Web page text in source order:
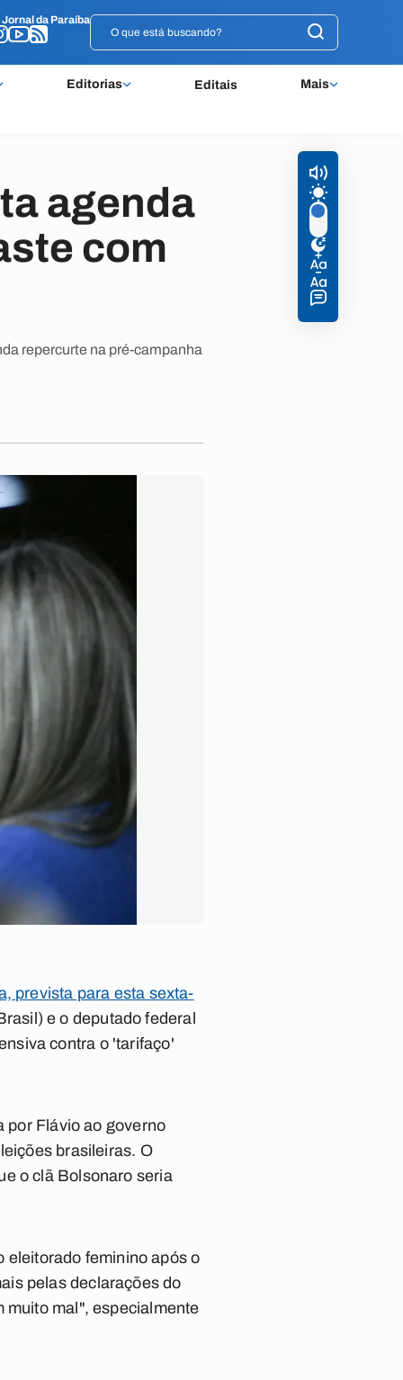
Jornal da Paraíba
Editorias Editais Mais
Jornal da Paraíba
agenda
com
repercurte na pré-campanha
prevista para esta sexta-
e o deputado federal
contra o 'tarifaço'
por Flávio ao governo
brasileiras. O
o clã Bolsonaro seria
eleitorado feminino após o
pelas declarações do
muito mal", especialmente